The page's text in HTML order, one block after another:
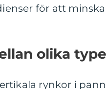
för att
olika
rynkor i